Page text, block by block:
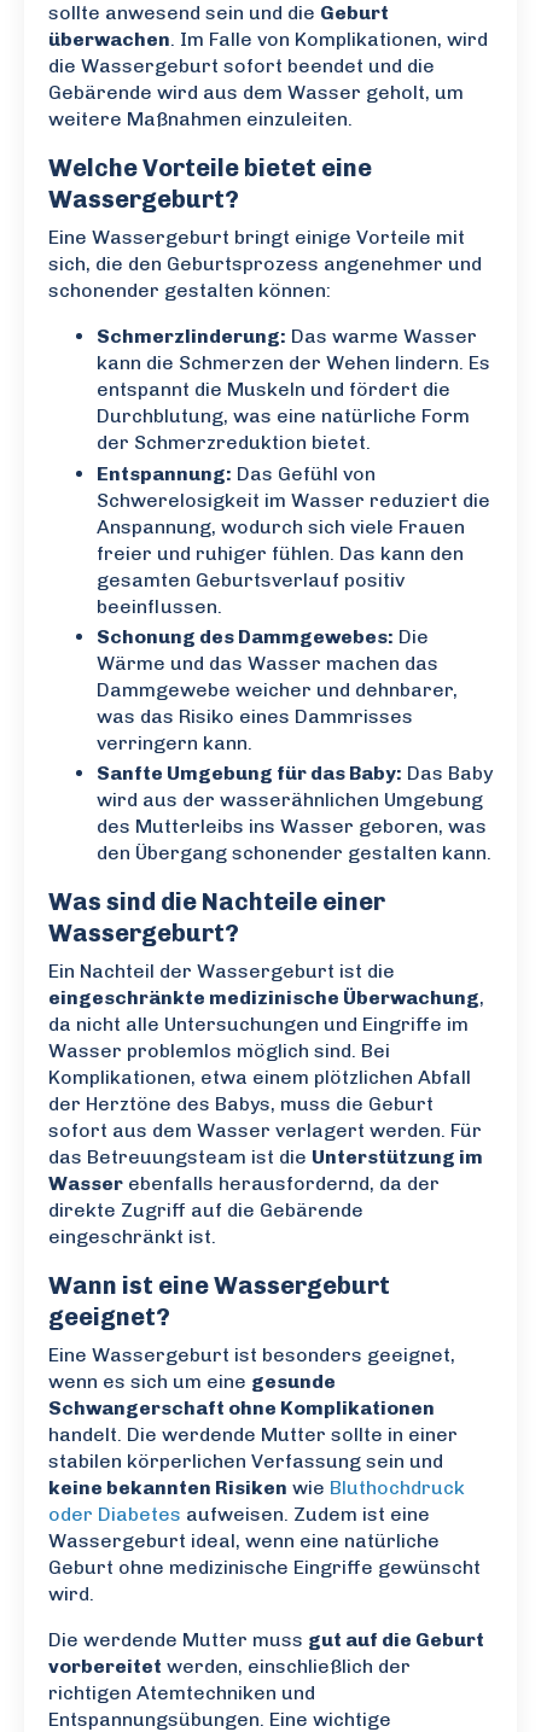
sollte anwesend sein und die Geburt
überwachen. Im Falle von Komplikationen, wird
die Wassergeburt sofort beendet und die
Gebärende wird aus dem Wasser geholt, um
weitere Maßnahmen einzuleiten.
Welche Vorteile bietet eine
Wassergeburt?
Eine Wassergeburt bringt einige Vorteile mit
sich, die den Geburtsprozess angenehmer und
schonender gestalten können:
Schmerzlinderung: Das warme Wasser
kann die Schmerzen der Wehen lindern. Es
entspannt die Muskeln und fördert die
Durchblutung, was eine natürliche Form
der Schmerzreduktion bietet.
Entspannung: Das Gefühl von
Schwerelosigkeit im Wasser reduziert die
Anspannung, wodurch sich viele Frauen
freier und ruhiger fühlen. Das kann den
gesamten Geburtsverlauf positiv
beeinflussen.
Schonung des Dammgewebes: Die
Wärme und das Wasser machen das
Dammgewebe weicher und dehnbarer,
was das Risiko eines Dammrisses
verringern kann.
Sanfte Umgebung für das Baby: Das Baby
wird aus der wasserähnlichen Umgebung
des Mutterleibs ins Wasser geboren, was
den Übergang schonender gestalten kann.
Was sind die Nachteile einer
Wassergeburt?
Ein Nachteil der Wassergeburt ist die
eingeschränkte medizinische Überwachung,
da nicht alle Untersuchungen und Eingriffe im
Wasser problemlos möglich sind. Bei
Komplikationen, etwa einem plötzlichen Abfall
der Herztöne des Babys, muss die Geburt
sofort aus dem Wasser verlagert werden. Für
das Betreuungsteam ist die Unterstützung im
Wasser ebenfalls herausfordernd, da der
direkte Zugriff auf die Gebärende
eingeschränkt ist.
Wann ist eine Wassergeburt
geeignet?
Eine Wassergeburt ist besonders geeignet,
wenn es sich um eine gesunde
Schwangerschaft ohne Komplikationen
handelt. Die werdende Mutter sollte in einer
stabilen körperlichen Verfassung sein und
keine bekannten Risiken wie Bluthochdruck
oder Diabetes aufweisen. Zudem ist eine
Wassergeburt ideal, wenn eine natürliche
Geburt ohne medizinische Eingriffe gewünscht
wird.
Die werdende Mutter muss gut auf die Geburt
vorbereitet werden, einschließlich der
richtigen Atemtechniken und
Entspannungsübungen. Eine wichtige